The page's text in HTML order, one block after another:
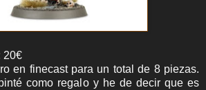
20€
en finecast para un total de 8 piezas.
como regalo y he de decir que es